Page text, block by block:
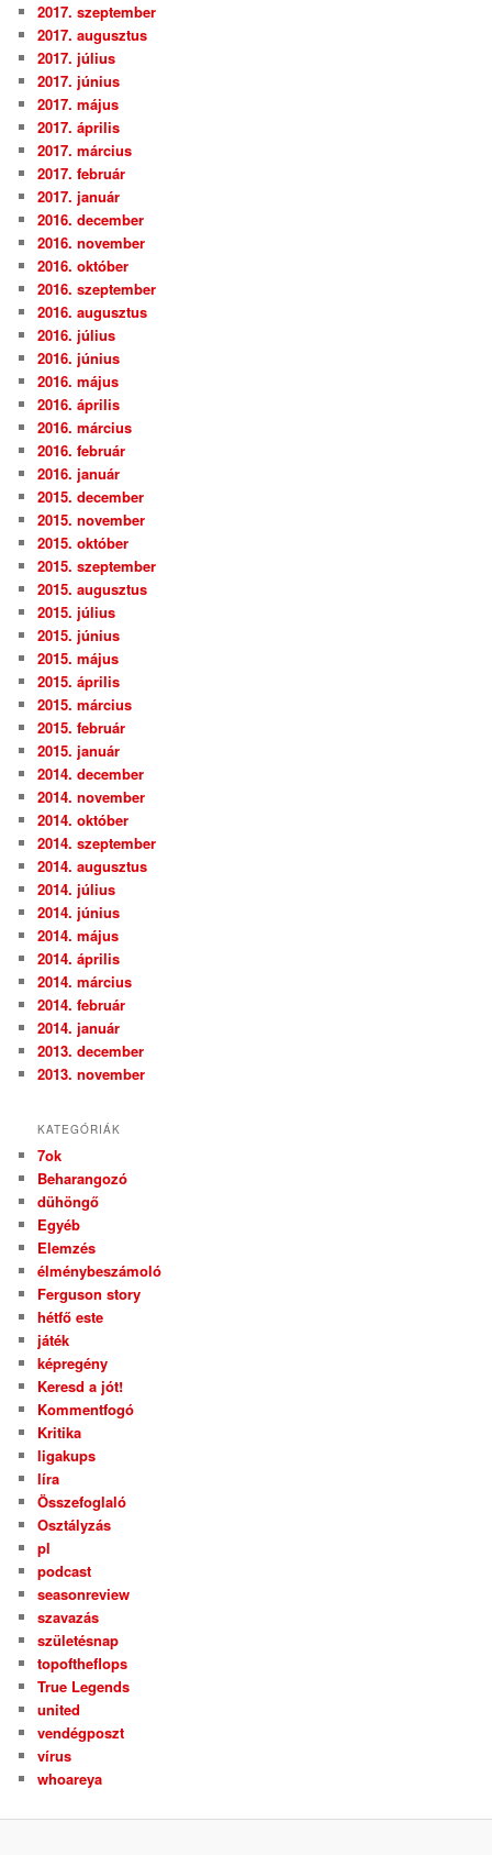
2017. szeptember
2017. augusztus
2017. július
2017. június
2017. május
2017. április
2017. március
2017. február
2017. január
2016. december
2016. november
2016. október
2016. szeptember
2016. augusztus
2016. július
2016. június
2016. május
2016. április
2016. március
2016. február
2016. január
2015. december
2015. november
2015. október
2015. szeptember
2015. augusztus
2015. július
2015. június
2015. május
2015. április
2015. március
2015. február
2015. január
2014. december
2014. november
2014. október
2014. szeptember
2014. augusztus
2014. július
2014. június
2014. május
2014. április
2014. március
2014. február
2014. január
2013. december
2013. november
KATEGÓRIÁK
7ok
Beharangozó
dühöngő
Egyéb
Elemzés
élménybeszámoló
Ferguson story
hétfő este
játék
képregény
Keresd a jót!
Kommentfogó
Kritika
ligakups
líra
Összefoglaló
Osztályzás
pl
podcast
seasonreview
szavazás
születésnap
topoftheflops
True Legends
united
vendégposzt
vírus
whoareya